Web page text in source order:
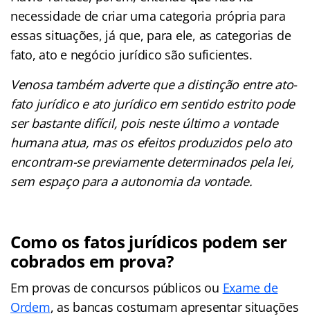
necessidade de criar uma categoria própria para
essas situações, já que, para ele, as categorias de
fato, ato e negócio jurídico são suficientes.
Venosa também adverte que a distinção entre ato-
fato jurídico e ato jurídico em sentido estrito pode
ser bastante difícil, pois neste último a vontade
humana atua, mas os efeitos produzidos pelo ato
encontram-se previamente determinados pela lei,
sem espaço para a autonomia da vontade.
Como os fatos jurídicos podem ser
cobrados em prova?
Em provas de concursos públicos ou Exame de
Ordem, as bancas costumam apresentar situações